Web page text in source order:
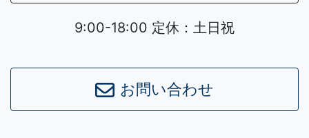
9:00-18:00 定休：土日祝
お問い合わせ